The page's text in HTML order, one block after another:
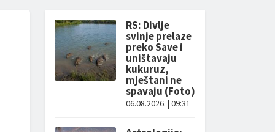
RS: Divlje
svinje prelaze
preko Save i
uništavaju
kukuruz,
mještani ne
spavaju (Foto)
06.08.2026. | 09:31